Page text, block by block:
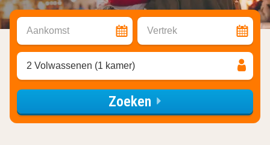
Aankomst Vertrek
2 Volwassenen (1 kamer)
Zoeken